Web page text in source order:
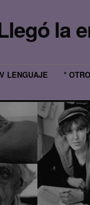
la
LENGUAJE
*